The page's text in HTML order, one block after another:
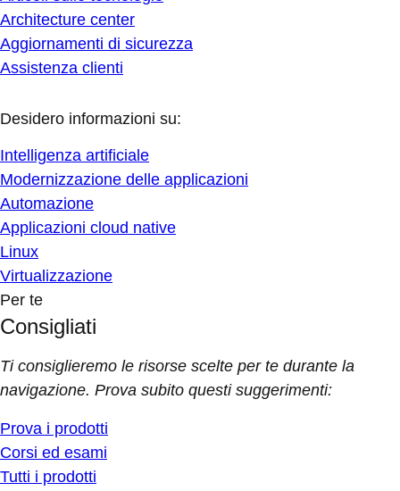
Architecture center
Aggiornamenti di sicurezza
Assistenza clienti
Desidero informazioni su:
Intelligenza artificiale
Modernizzazione delle applicazioni
Automazione
Applicazioni cloud native
Linux
Virtualizzazione
Per te
Consigliati
Ti consiglieremo le risorse scelte per te durante la
navigazione. Prova subito questi suggerimenti:
Prova i prodotti
Corsi ed esami
Tutti i prodotti